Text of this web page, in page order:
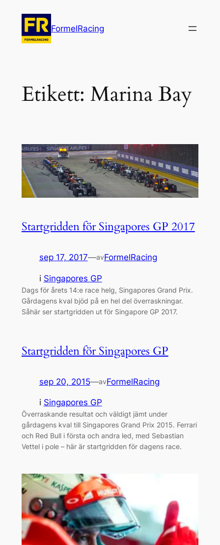
innehåll
FormelRacing
Etikett: Marina Bay
Startgridden för Singapores GP 2017
sep 17, 2017—avFormelRacing
i Singapores GP
Dags för årets 14:e race helg, Singapores Grand Prix.
Gårdagens kval bjöd på en hel del överraskningar.
Såhär ser startgridden ut för Singapore GP 2017.
Startgridden för Singapores GP
sep 20, 2015—avFormelRacing
i Singapores GP
Överraskande resultat och väldigt jämt under
gårdagens kval till Singapores Grand Prix 2015. Ferrari
och Red Bull i första och andra led, med Sebastian
Vettel i pole – här är startgridden för dagens race.